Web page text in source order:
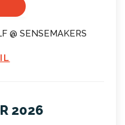
@ SENSEMAKERS
2026